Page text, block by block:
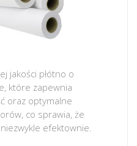
jakości płótno o
które zapewnia
oraz optymalne
co sprawia, że
efektownie.